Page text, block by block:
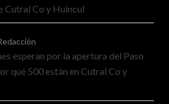
Cutral Co y Huincul
esperan por la apertura del Paso
qué 500 están en Cutral Co y